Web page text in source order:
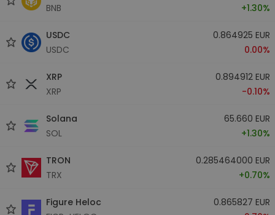
BNB
+1.30%
USDC
USDC
0.864925 EUR
0.00%
XRP
XRP
0.894912 EUR
-0.10%
Solana
SOL
65.660 EUR
+1.30%
TRON
TRX
0.285464000 EUR
+0.70%
Figure Heloc
0.865827 EUR